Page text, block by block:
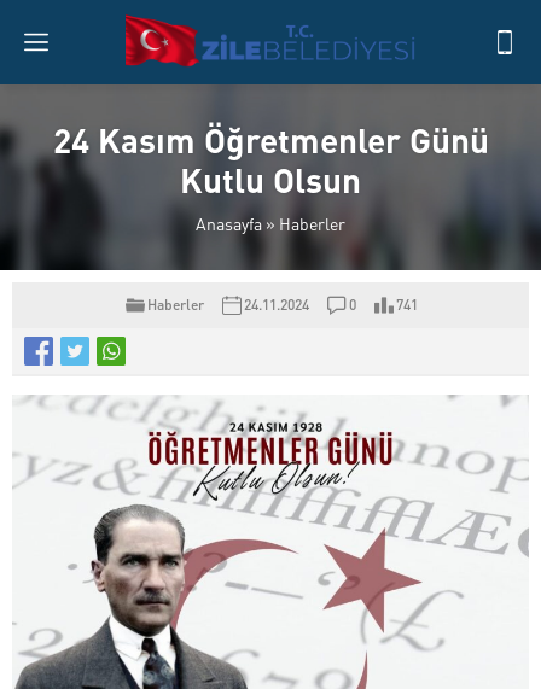
24 Kasım Öğretmenler Günü
Kutlu Olsun
Anasayfa » Haberler
Haberler 24.11.2024 0 741